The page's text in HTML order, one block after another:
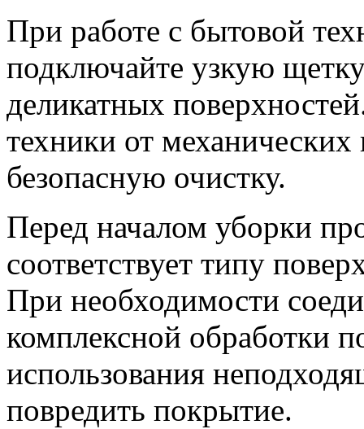
При работе с бытовой
подключайте узкую
деликатных
техники от
безопасную очистку.
Перед началом уборки
соответствует типу
При необходимости
комплексной обработки
использования
повредить покрытие.